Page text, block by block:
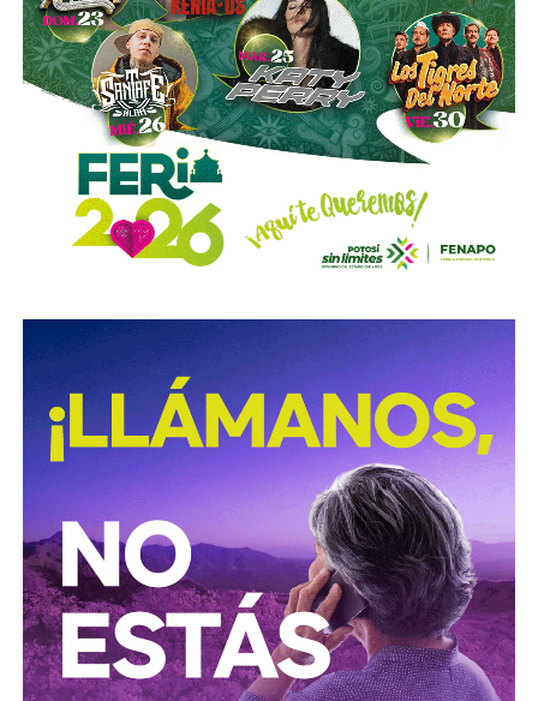
donde propician los alimentos.
Este negocioincorpora ingredientes como tocino,
manzana, mango, queso azul, jamaica, ajo
caramelizado, tinga de pollo, chicharron verde, rajas
al romero y chorizo en salsa tomate…
Para contactar a El Magueycito se puede hacer desde su
número telefónico: 444 666 5507, o desde su pagina